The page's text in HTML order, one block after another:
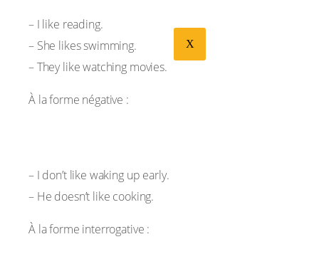
X
– I like reading.
– She likes swimming.
– They like watching movies.
À la forme négative :
– I don’t like waking up early.
– He doesn’t like cooking.
À la forme interrogative :